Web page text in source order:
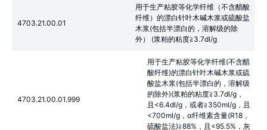
4703.21.00.01
用于生产粘胶等化学纤维（不含醋酸
纤维）的漂白针叶木碱木浆或硫酸盐
木浆(包括半漂白的，溶解级的除
外） (浆粕的粘度≧3.7dl/g
4703.21.00.01.999
用于生产粘胶等化学纤维(不含醋
酸纤维)的漂白针叶木碱木浆或硫
酸盐木浆(包括半漂白的，溶解级
的除外)(浆粕的粘度≧3.7dl/g，
且<6.4dl/g，或者≧350ml/g，且
<700ml/g，α纤维素含量(R18，
硫酸盐法)≧88%，且<95.5%，灰